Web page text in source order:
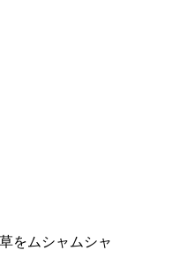
をムシャムシャ